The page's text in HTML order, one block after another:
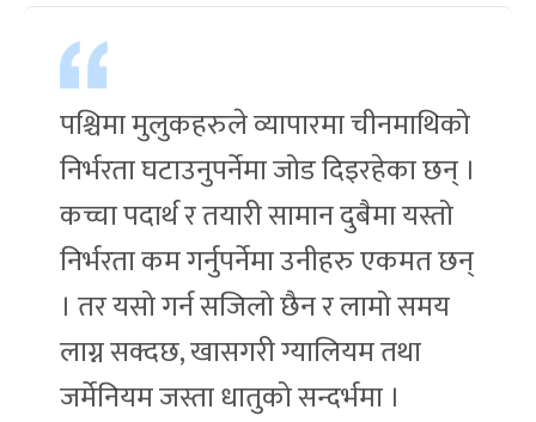
पश्चिमा मुलुकहरुले व्यापारमा चीनमाथिको
निर्भरता घटाउनुपर्नेमा जोड दिइरहेका छन् ।
कच्चा पदार्थ र तयारी सामान दुबैमा यस्तो
निर्भरता कम गर्नुपर्नेमा उनीहरु एकमत छन्
। तर यसो गर्न सजिलो छैन र लामो समय
लाग्न सक्दछ, खासगरी ग्यालियम तथा
जर्मेनियम जस्ता धातुको सन्दर्भमा ।